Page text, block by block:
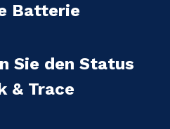
Batterie
Sie den Status
& Trace